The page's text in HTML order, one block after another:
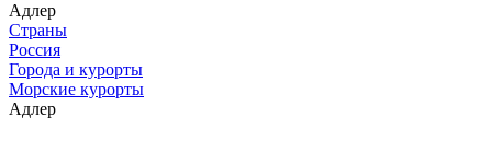
Адлер
Страны
Россия
Города и курорты
Морские курорты
Адлер